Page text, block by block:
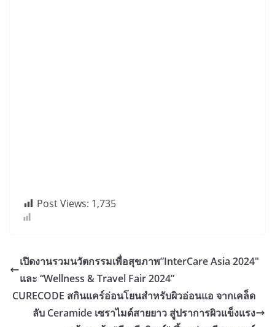
Post Views: 1,735
เปิดงานรวมนวัตกรรมเพื่อสุขภาพ”InterCare Asia 2024″
และ “Wellness & Travel Fair 2024”
CURECODE สกินแคร์อ่อนโยนสำหรับผิวอ่อนแอ จากเคล็ด
ลับ Ceramide เซราไมด์สายยาว สู่ปราการผิวแข็งแรง